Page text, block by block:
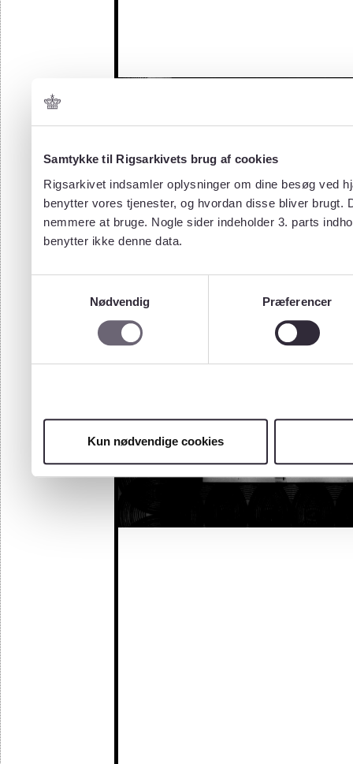
Samtykke til Rigsarkivets brug af cookies
Rigsarkivet indsamler oplysninger om dine besøg ved
benytter vores tjenester, og hvordan disse bliver
nemmere at bruge. Nogle sider indeholder 3. parts
benytter ikke denne data.
Nødvendig
Præferencer
Kun nødvendige cookies